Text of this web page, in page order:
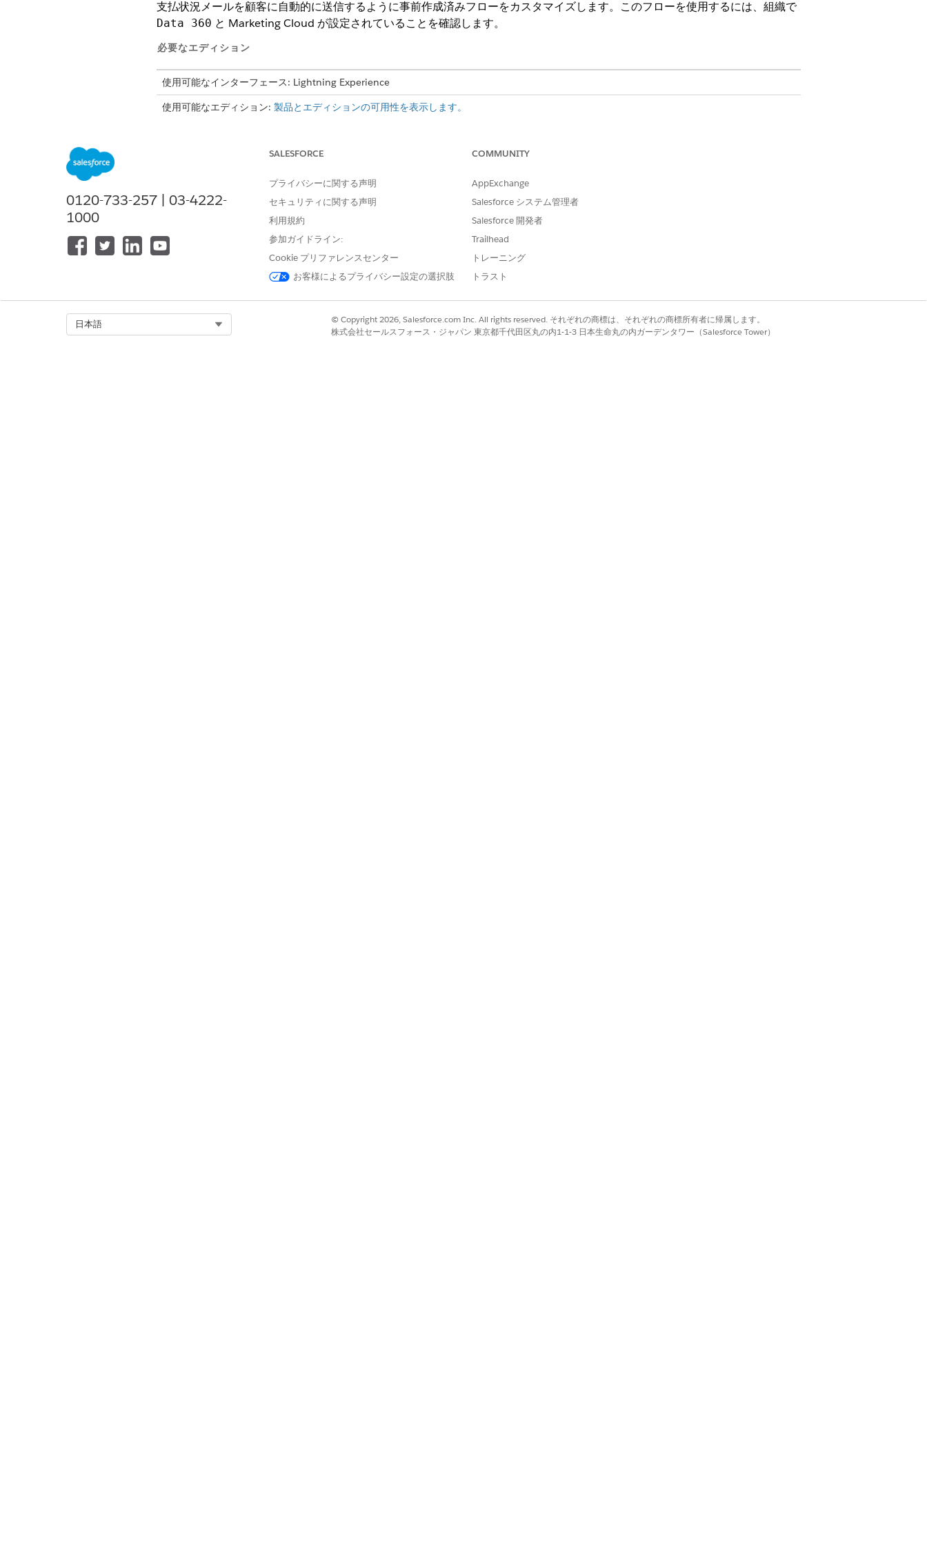
支払状況メールを顧客に自動的に送信するように事前作成済みフローをカスタマイズします。このフローを使用するには、組織で
Data 360 と Marketing Cloud が設定されていることを確認します。
必要なエディション
使用可能なインターフェース: Lightning Experience
使用可能なエディション: 製品とエディションの可用性を表示します。
支払トランザクションイベントが作成されたときに、支払状況を通知するメールを借主に自動的に送信します。
支払状況通知の事前作成済みドラフトフローをカスタマイズして、支払の成功または失敗のメッセージを含めます。
この記事で問題は解決されましたか?
ご意見をお待ちしております。
0120-733-257 | 03-4222-
1000
SALESFORCE
プライバシーに関する声明
セキュリティに関する声明
利用規約
参加ガイドライン:
Cookie プリファレンスセンター
お客様によるプライバシー設定の選択肢
COMMUNITY
AppExchange
Salesforce システム管理者
Salesforce 開発者
Trailhead
トレーニング
トラスト
日本語
© Copyright 2026, Salesforce.com Inc. All rights reserved. それぞれの商標は、それぞれの商標所有者に帰属します。
株式会社セールスフォース・ジャパン 東京都千代田区丸の内1-1-3 日本生命丸の内ガーデンタワー（Salesforce Tower）